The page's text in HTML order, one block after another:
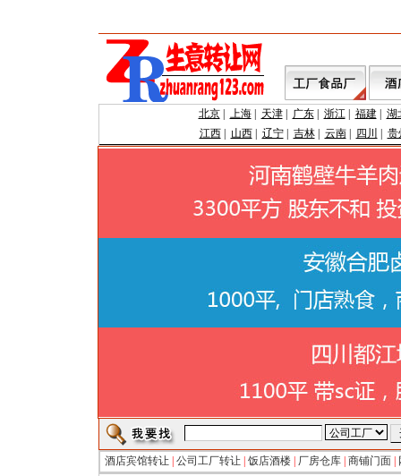
北京| 上海| 天津| 广东| 浙江| 福建| 湖
江西| 山西| 辽宁| 吉林| 云南| 四川 贵
酒店宾馆转让 公司工厂转让 饭店酒楼 厂房仓库 商铺门面